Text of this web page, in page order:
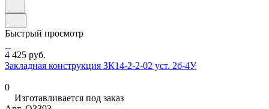
Быстрый просмотр
4 425 руб.
Закладная конструкция ЗК14-2-2-02 уст. 2б-4У
0
Изготавливается под заказ